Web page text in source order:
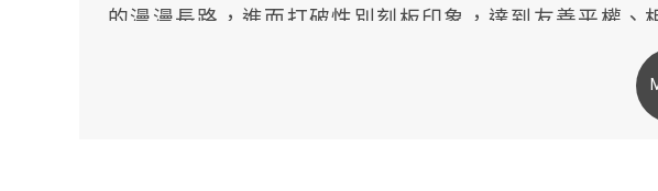
的漫漫長路，進而打破性別刻板印象，達到友善平權、